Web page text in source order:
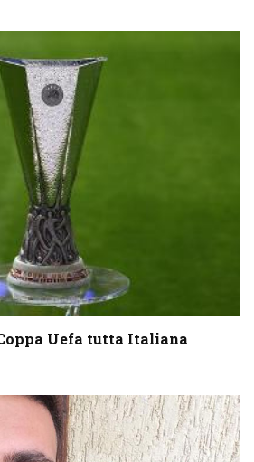
Uefa tutta Italiana